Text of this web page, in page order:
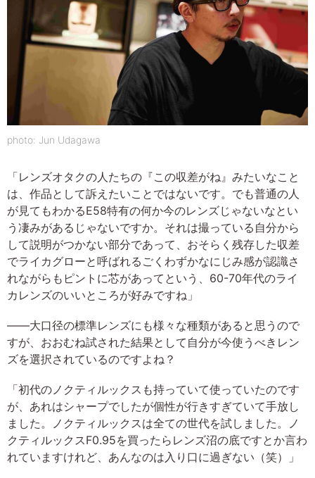
photo: Jun Udagawa
「レンズオタクの人たちの『この収差がね』みたいなこと
は、作品として訴えたいことではないです。でも普通の人
が見てもわかるE58特有の何か今のレンズじゃないなとい
う凄みがあるじゃないですか。それは撮っている自分から
して説明がつかない部分であって、おそらく残存した収差
でライカグローと呼ばれるごくわずかなにじみ感が認識さ
れながらもピントに芯があってという、60-70年代のライ
カレンズのいいところが好みですね」
――大口径の標準レンズにも様々な種類があると思うので
すが、おおむね試された結果として自分が今使うべきレン
ズを選択されているのですよね？
「初代のノクティルックスも持っていて使っていたのです
が、あれはシャープでしたが個性が行きすぎていて手放し
ました。ノクティルックスは全ての世代を試しました。ノ
クティルックスF0.95を買ったらレンズ沼の底ですとか言わ
れていますけれど、あんなのは入り口に過ぎない（笑）」